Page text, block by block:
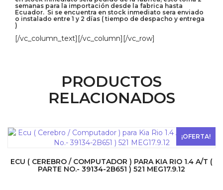
semanas para la importación desde la fabrica hasta
Ecuador. Si se encuentra en stock inmediato sera enviado
o instalado entre 1 y 2 días ( tiempo de despacho y entrega
)
[/vc_column_text][/vc_column][/vc_row]
PRODUCTOS
RELACIONADOS
¡OFERTA!
ECU ( CEREBRO / COMPUTADOR ) PARA KIA RIO 1.4 A/T (
PARTE NO.- 39134-2B651 ) 521 MEG17.9.12